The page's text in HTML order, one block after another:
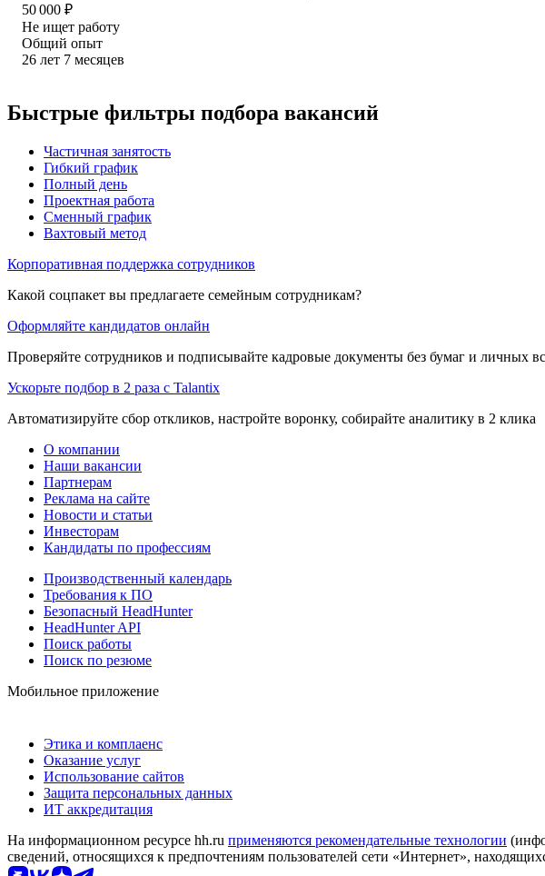
50 000 ₽
Не ищет работу
Общий опыт
26 лет 7 месяцев
Быстрые фильтры подбора вакансий
Частичная занятость
Гибкий график
Полный день
Проектная работа
Сменный график
Вахтовый метод
Корпоративная поддержка сотрудников
Какой соцпакет вы предлагаете семейным сотрудникам?
Оформляйте кандидатов онлайн
Проверяйте сотрудников и подписывайте кадровые документы без бумаг и личных
Ускорьте подбор в 2 раза с Talantix
Автоматизируйте сбор откликов, настройте воронку, собирайте аналитику в 2 клика
О компании
Наши вакансии
Партнерам
Реклама на сайте
Новости и статьи
Инвесторам
Кандидаты по профессиям
Производственный календарь
Требования к ПО
Безопасный HeadHunter
HeadHunter API
Поиск работы
Поиск по резюме
Мобильное приложение
Этика и комплаенс
Оказание услуг
Использование сайтов
Защита персональных данных
ИТ аккредитация
На информационном ресурсе hh.ru применяются рекомендательные технологии
сведений, относящихся к предпочтениям пользователей сети «Интернет»,